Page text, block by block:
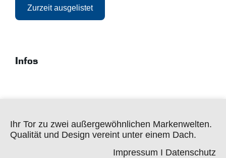
Zurzeit ausgelistet
Infos
Ihr Tor zu zwei außergewöhnlichen Markenwelten.
Qualität und Design vereint unter einem Dach.
Impressum I Datenschutz